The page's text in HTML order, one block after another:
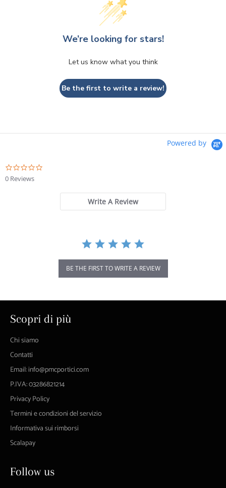
We’re looking for stars!
Let us know what you think
Be the first to write a review!
Powered by
0 Reviews
Write A Review
BE THE FIRST TO WRITE A REVIEW
Scopri di più
Chi siamo
Contatti
Email: info@pmcportici.com
P.IVA: 03286821214
Privacy Policy
Termini e condizioni del servizio
Informativa sui rimborsi
Scalapay
Follow us